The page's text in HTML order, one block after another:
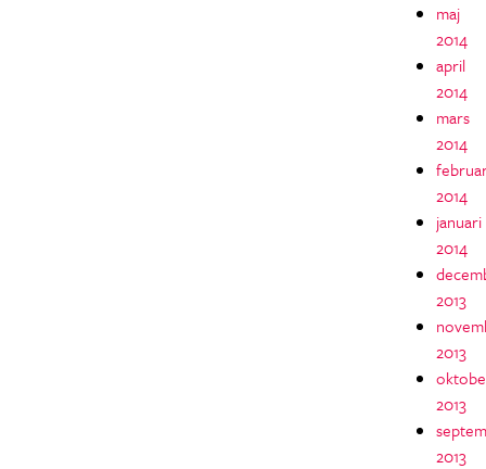
maj
2014
april
2014
mars
2014
2014
januari
2014
2013
2013
2013
2013